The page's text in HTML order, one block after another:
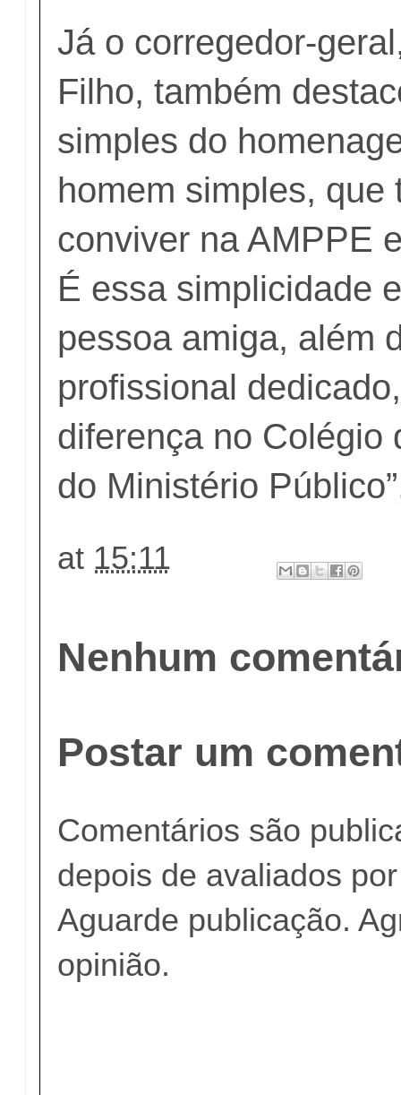
Já o corregedor-
Filho, também
simples do
homem simples, que
conviver na AMPPE
É essa simplicidade
pessoa amiga, além
profissional
diferença no Colégio
do Ministério
at 15:11
Nenhum
Postar um
Comentários são
depois de avaliados
Aguarde publicação.
opinião.